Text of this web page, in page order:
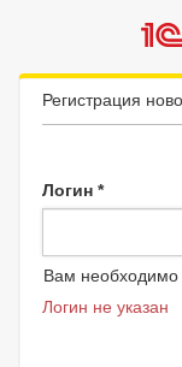
Регистрация
Логин *
Вам необходимо
Логин не указан